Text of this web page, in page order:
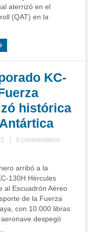
aterrizó en el
(QAT) en la
KC-
histórica
0 commentarios
arribó a la
130H Hércules
al Escuadrón Aéreo
de la Fuerza
con 10.000 libras
despegó